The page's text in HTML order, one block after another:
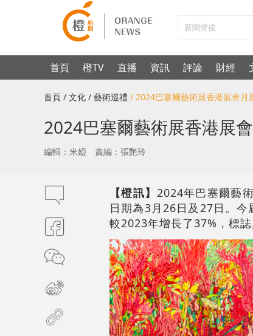
首頁 橙TV 直播 資訊 評論 財經
首頁 / 文化 / 藝術巡禮 / 2024巴塞爾藝術展香港展會月
2024巴塞爾藝術展香港展
編輯：米婭 責編：張艷玲
【橙訊】 2024年巴塞爾藝
日期為3月26日及27日。
較2023年增長了37%，標誌